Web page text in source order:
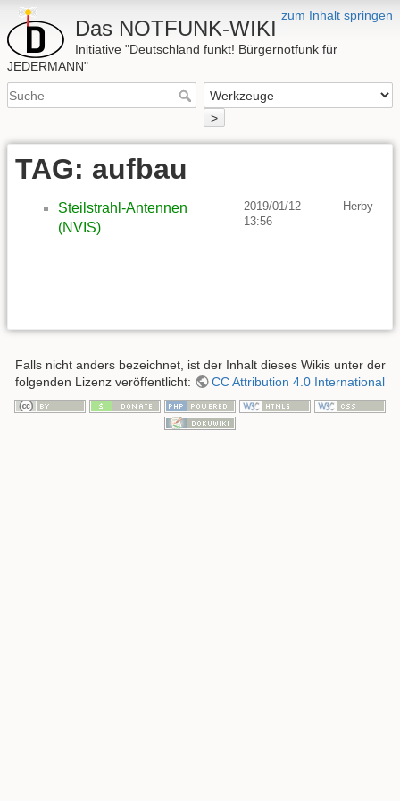
zum Inhalt springen
Das NOTFUNK-WIKI
Initiative "Deutschland funkt! Bürgernotfunk für
JEDERMANN"
>
TAG: aufbau
Steilstrahl-Antennen
(NVIS)
2019/01/12
13:56
Herby
Falls nicht anders bezeichnet, ist der Inhalt dieses Wikis unter der
folgenden Lizenz veröffentlicht:
CC Attribution 4.0 International